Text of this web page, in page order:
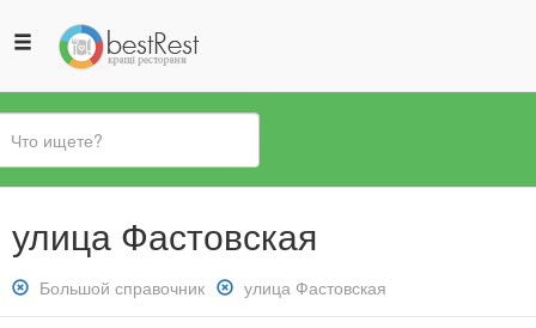
Вы
здесь
улица Фастовская
Снять
фильтр:
Большой справочник
Снять
фильтр:
улица Фастовская